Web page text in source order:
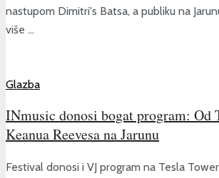
nastupom Dimitri's Batsa, a publiku na
više ...
Glazba
INmusic donosi bogat program: Od
Keanua Reevesa na Jarunu
Festival donosi i VJ program na Tesla